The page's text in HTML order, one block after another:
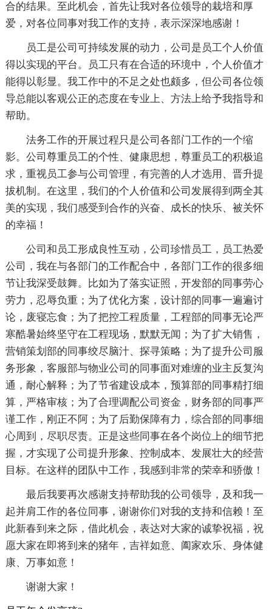
合的结果。至此机会，首先让我对各位领导的栽培和厚
爱，对各位同事对我工作的支持，表示深深地感谢！
员工是公司可持续发展的动力，公司是员工个人价值
得以实现的平台。员工只有在合适的环境中，个人价值才
能得以彰显。我工作中的不足之处也颇多，但公司各位领
导总能以客观公正的态度在专业上、方法上给予我指导和
帮助。
法务工作的开展过程只是公司各部门工作的一个缩
影。公司尊重员工的个性、健康思想，尊重员工的积极追
求，重视员工参与公司管理，有完善的人才选用、晋升提
拔机制。在这里，我们的个人价值和公司发展得到两全其
美的实现，我们感受到合作的兴奋、成长的快乐、被关怀
的幸福！
公司和员工形成良性互动，公司珍惜员工，员工热爱
公司，我在与各部门的工作配合中，各部门工作的很多细
节让我深受鼓舞。比如为了落实证照，开发部的同事劳心
劳力，忍辱负重；为了优化方案，设计部的同事一遍遍讨
论，废寝忘食；为了把控工程质量，工程部的同事无论严
寒酷暑始终坚守在工程现场，默默无闻；为了扩大销售，
营销策划部的同事绞尽脑汁、探寻策略；为了提升公司服
务形象，客服部与物业公司的同事面对难缠的业主反复沟
通，耐心解释；为了节省建设成本，预算部的同事精打细
算，严格审核；为了合理调配公司资金，财务部的同事严
谨工作，刚正不阿；为了后勤保障有力，综合部的同事细
心周到，尽职尽责。正是这些同事在各个岗位上的细节把
握，才实现了公司提升形象、控制成本、发展壮大的经营
目标。在这样的团队中工作，我感到非常的荣幸和骄傲！
最后我要再次感谢支持帮助我的公司领导，及和我一
起并肩工作的各位同事，谢谢你们对我的支持和信赖！至
此新春到来之际，借此机会，表达对大家的诚挚祝福，祝
愿大家在即将到来的猪年，吉祥如意、阖家欢乐、身体健
康、万事如意！
谢谢大家！